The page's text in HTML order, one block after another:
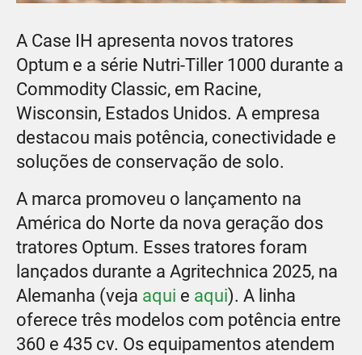
A Case IH apresenta novos tratores
Optum e a série Nutri-Tiller 1000 durante a
Commodity Classic, em Racine,
Wisconsin, Estados Unidos. A empresa
destacou mais potência, conectividade e
soluções de conservação de solo.
A marca promoveu o lançamento na
América do Norte da nova geração dos
tratores Optum. Esses tratores foram
lançados durante a Agritechnica 2025, na
Alemanha (veja aqui e aqui). A linha
oferece três modelos com potência entre
360 e 435 cv. Os equipamentos atendem